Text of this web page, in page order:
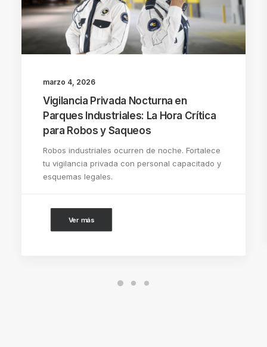
marzo 4, 2026
Vigilancia Privada Nocturna en
Parques Industriales: La Hora Crítica
para Robos y Saqueos
Robos industriales ocurren de noche. Fortalece
tu vigilancia privada con personal capacitado y
esquemas legales.
Ver más